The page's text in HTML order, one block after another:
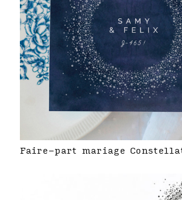
Faire-part mariage